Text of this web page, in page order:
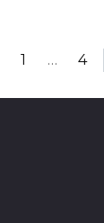
1 … 4